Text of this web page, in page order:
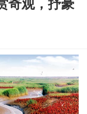
观，抒豪